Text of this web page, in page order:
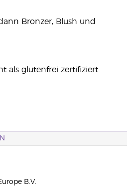
Bronzer, Blush und
als glutenfrei zertifiziert.
B.V.